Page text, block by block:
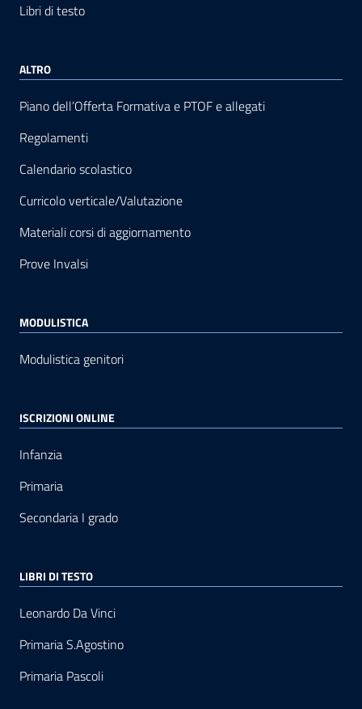
Libri di testo
ALTRO
Piano dell’Offerta Formativa e PTOF e allegati
Regolamenti
Calendario scolastico
Curricolo verticale/Valutazione
Materiali corsi di aggiornamento
Prove Invalsi
MODULISTICA
Modulistica genitori
ISCRIZIONI ONLINE
Infanzia
Primaria
Secondaria I grado
LIBRI DI TESTO
Leonardo Da Vinci
Primaria S.Agostino
Primaria Pascoli